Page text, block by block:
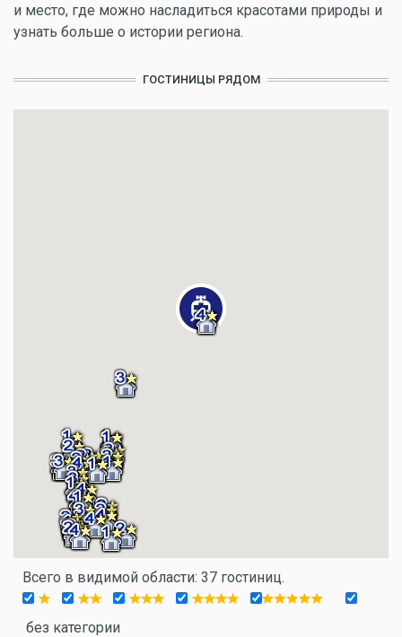
и место, где можно насладиться красотами природы и
узнать больше о истории региона.
ГОСТИНИЦЫ РЯДОМ
Всего в видимой области: 37 гостиниц.
без категории